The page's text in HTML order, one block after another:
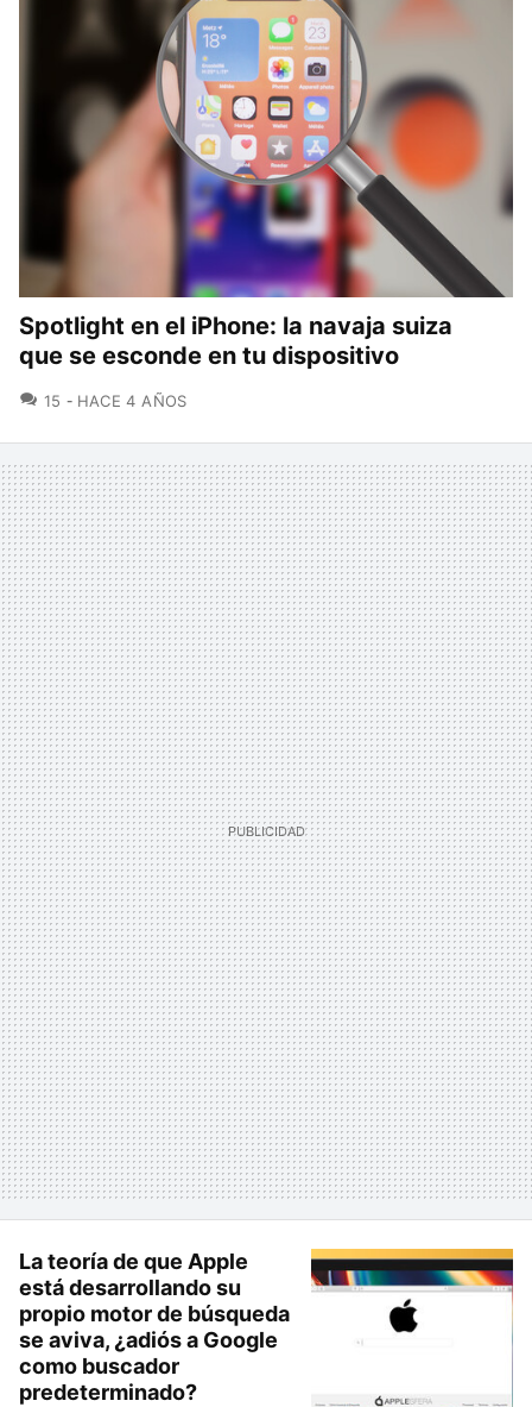
Spotlight en el iPhone: la navaja suiza
que se esconde en tu dispositivo
15 COMENTARIOS
HACE 4 AÑOS
La teoría de que Apple
está desarrollando su
propio motor de búsqueda
se aviva, ¿adiós a Google
como buscador
predeterminado?